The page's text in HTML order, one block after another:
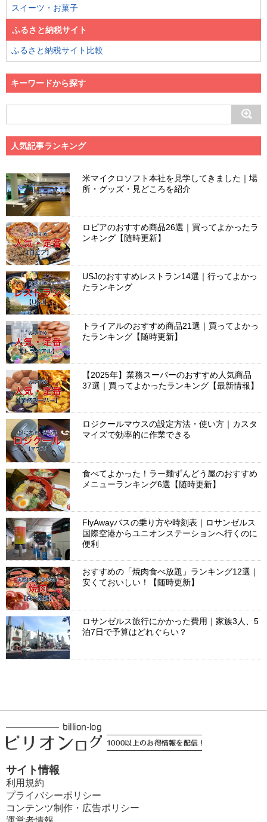
スイーツ・お菓子
ふるさと納税サイト
ふるさと納税サイト比較
キーワードから探す
人気記事ランキング
米マイクロソフト本社を見学してきました｜場
所・グッズ・見どころを紹介
ロピアのおすすめ商品26選｜買ってよかったラ
ンキング【随時更新】
USJのおすすめレストラン14選｜行ってよかっ
たランキング
トライアルのおすすめ商品21選｜買ってよかっ
たランキング【随時更新】
【2025年】業務スーパーのおすすめ人気商品
37選｜買ってよかったランキング【最新情報】
ロジクールマウスの設定方法・使い方｜カスタ
マイズで効率的に作業できる
食べてよかった！ラー麺ずんどう屋のおすすめ
メニューランキング6選【随時更新】
FlyAwayバスの乗り方や時刻表｜ロサンゼルス
国際空港からユニオンステーションへ行くのに
便利
おすすめの「焼肉食べ放題」ランキング12選｜
安くておいしい！【随時更新】
ロサンゼルス旅行にかかった費用｜家族3人、5
泊7日で予算はどれぐらい？
サイト情報
利用規約
プライバシーポリシー
コンテンツ制作・広告ポリシー